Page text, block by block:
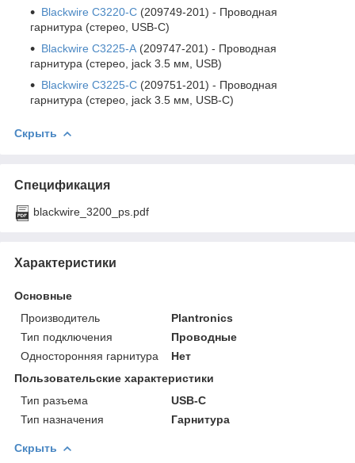
Blackwire С3220-C (209749-201) - Проводная
гарнитура (стерео, USB-C)
Blackwire С3225-A (209747-201) - Проводная
гарнитура (стерео, jack 3.5 мм, USB)
Blackwire С3225-C (209751-201) - Проводная
гарнитура (стерео, jack 3.5 мм, USB-C)
Скрыть
Спецификация
blackwire_3200_ps.pdf
Характеристики
Основные
Производитель
Plantronics
Тип подключения
Проводные
Односторонняя гарнитура
Нет
Пользовательские характеристики
Тип разъема
USB-C
Тип назначения
Гарнитура
Скрыть